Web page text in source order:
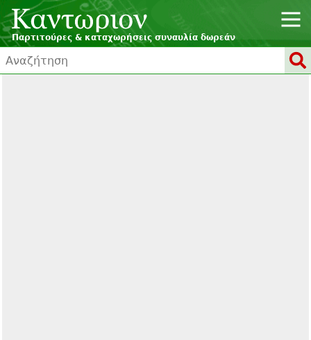
Παρτιτούρες & καταχωρήσεις συναυλία δωρεάν